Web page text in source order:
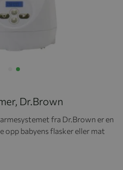
Dr.Brown
fra Dr.Brown er en
opp babyens flasker eller mat